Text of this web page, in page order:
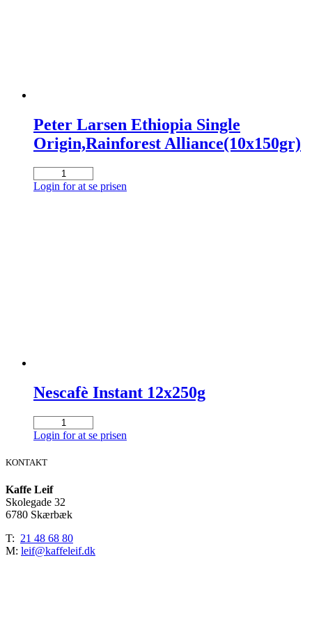
Peter Larsen Ethiopia Single
Origin,Rainforest Alliance(10x150gr)
Larsen
Login for at se prisen
Nescafè Instant 12x250g
Nescafè
Instant
antal
Login for at se prisen
KONTAKT
Kaffe Leif
Skolegade 32
6780 Skærbæk
T: 21 48 68 80
M: leif@kaffeleif.dk